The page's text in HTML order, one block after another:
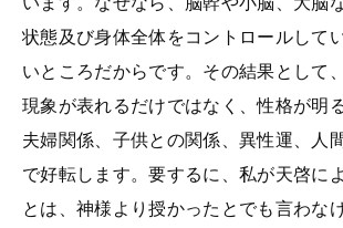
状態及び身体全体をコントロールして
いところだからです。その結果として
現象が表れるだけではなく、性格が明
夫婦関係、子供との関係、異性運、人
で好転します。要するに、私が天啓に
とは、神様より授かったとでも言わな